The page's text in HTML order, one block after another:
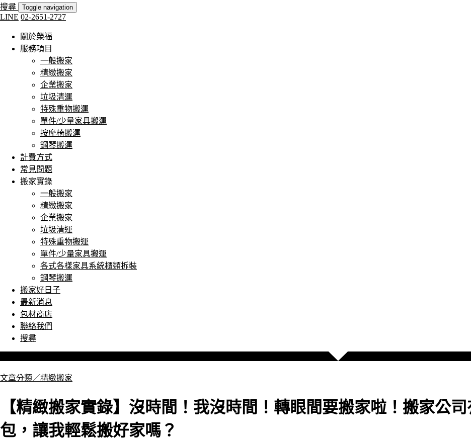
搜尋 Toggle navigation
LINE 02-2651-2727
關於榮福
服務項目
一般搬家
精緻搬家
企業搬家
垃圾清運
特殊重物搬運
單件/少量家具搬運
按摩椅搬運
鋼琴搬運
計費方式
常見問題
搬家實錄
一般搬家
精緻搬家
企業搬家
垃圾清運
特殊重物搬運
單件/少量家具搬運
各式各樣家具系統櫃類拆裝
鋼琴搬運
搬家好日子
最新消息
包材商店
聯絡我們
搜尋
文章分類／精緻搬家
【精緻搬家實錄】沒時間！我沒時間！轉眼間要搬家啦！搬家公
包，讓我輕鬆搬好家嗎？